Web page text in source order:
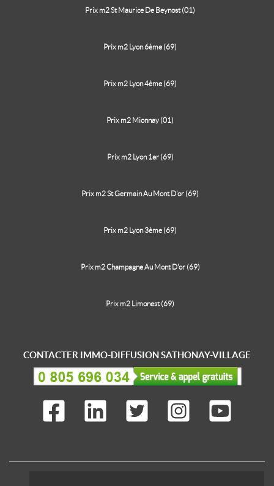
Prix m2 St Maurice De Beynost (01)
Prix m2 Lyon 6ème (69)
Prix m2 Lyon 4ème (69)
Prix m2 Mionnay (01)
Prix m2 Lyon 1er (69)
Prix m2 St Germain Au Mont D'or (69)
Prix m2 Lyon 3ème (69)
Prix m2 Champagne Au Mont D'or (69)
Prix m2 Limonest (69)
CONTACTER IMMO-DIFFUSION SATHONAY-VILLAGE